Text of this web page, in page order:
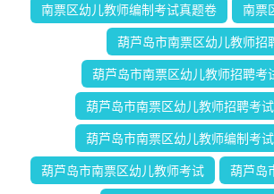
南票区幼儿教师编制考试真题卷 南票
葫芦岛市南票区幼儿教师招
葫芦岛市南票区幼儿教师招聘考
葫芦岛市南票区幼儿教师招聘考
葫芦岛市南票区幼儿教师编制考
葫芦岛市南票区幼儿教师考试 葫芦岛